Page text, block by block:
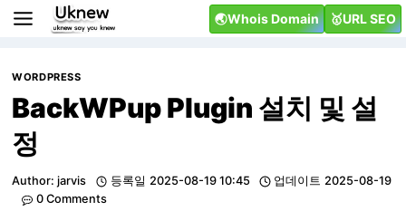
Skip
🌏Whois Domain 🥇URL SEO
WORDPRESS
BackWPup Plugin 설치 및 설
정
Author: jarvis 등록일 2025-08-19 10:45 업데이트 2025-08-19
0 Comments